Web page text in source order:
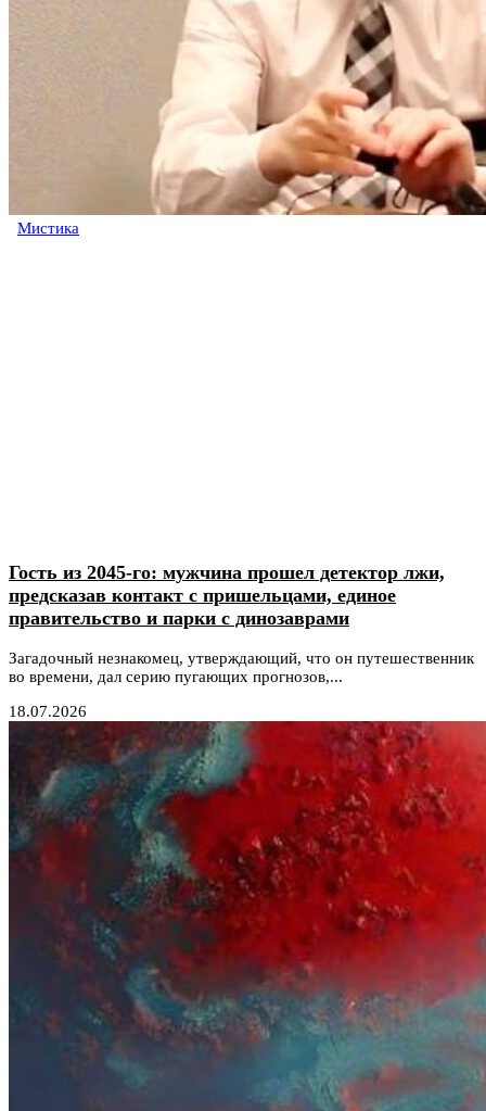
Мистика
Гость из 2045-го: мужчина прошел детектор лжи,
предсказав контакт с пришельцами, единое
правительство и парки с динозаврами
Загадочный незнакомец, утверждающий, что он путешественник
во времени, дал серию пугающих прогнозов,...
18.07.2026